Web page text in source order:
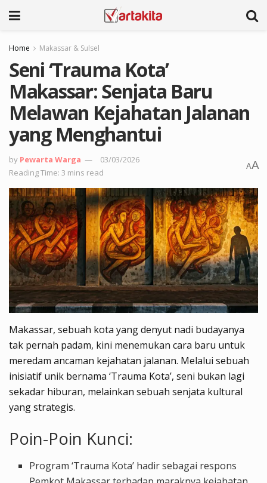
Home Makassar & Sulsel
Seni ‘Trauma Kota’
Makassar: Senjata Baru
Melawan Kejahatan Jalanan
yang Menghantui
by Pewarta Warga
03/03/2026
Reading Time: 3 mins read
AA
Makassar, sebuah kota yang denyut nadi budayanya
tak pernah padam, kini menemukan cara baru untuk
meredam ancaman kejahatan jalanan. Melalui sebuah
inisiatif unik bernama ‘Trauma Kota’, seni bukan lagi
sekadar hiburan, melainkan sebuah senjata kultural
yang strategis.
Poin-Poin Kunci:
Program ‘Trauma Kota’ hadir sebagai respons